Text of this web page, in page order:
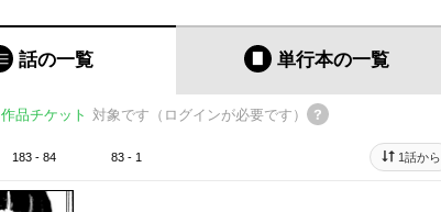
話の一覧 単行本の一覧
作品チケット 対象です（ログインが必要です）
183 - 84 83 - 1 1話から